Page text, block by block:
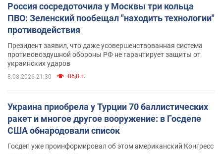
Россия сосредоточила у Москвы три кольца
ПВО: Зеленский пообещал "находить технологии"
противодействия
Президент заявил, что даже усовершенствованная система
противовоздушной обороны РФ не гарантирует защиты от
украинских ударов
8.08.2026 21:30 86,8 т.
Украина приобрела у Турции 70 баллистических
ракет и многое другое вооружение: в Госдепе
США обнародовали список
Госдеп уже проинформировал об этом американский Конгресс